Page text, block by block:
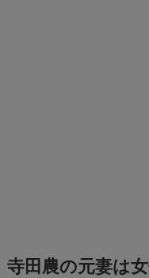
寺田農の元妻は